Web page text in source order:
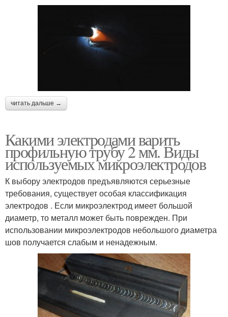
читать дальше →
Какими электродами варить
профильную трубу 2 мм. Виды
используемых микроэлектродов
К выбору электродов предъявляются серьезные
требования, существует особая классификация
электродов . Если микроэлектрод имеет большой
диаметр, то металл может быть поврежден. При
использовании микроэлектродов небольшого диаметра
шов получается слабым и ненадежным.